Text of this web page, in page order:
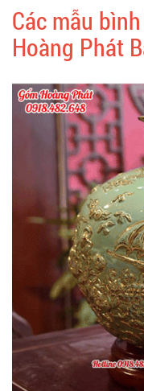
Các mẫu
Hoàng Phát